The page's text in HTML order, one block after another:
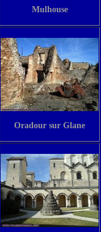
Mulhouse
Oradour sur Glane